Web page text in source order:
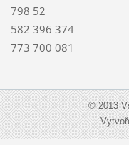
798 52
582 396 374
773 700 081
© 2013